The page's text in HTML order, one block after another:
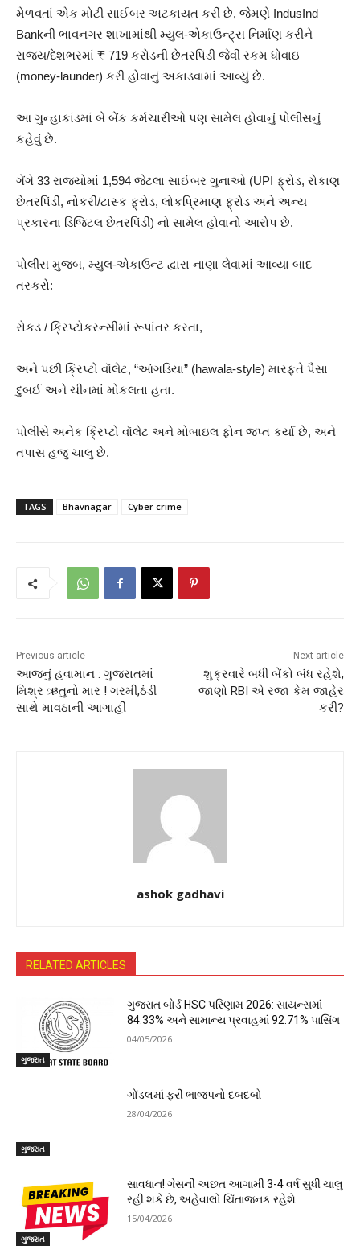
મેળવતાં એક મોટી સાઈબર અટકાયત કરી છે, જેમણે IndusInd
Bankની ભાવનગર શાખામાંથી મ્યુલ-એકાઉન્ટ્સ નિર્માણ કરીને
રાજ્ય/દેશભરમાં ₹ 719 કરોડની છેતરપિંડી જેવી રકમ ધોવાઇ
(money-launder) કરી હોવાનું અકાડવામાં આવ્યું છે.
આ ગુન્હાકાંડમાં બે બેંક કર્મચારીઓ પણ સામેલ હોવાનું પોલીસનું
કહેવું છે.
ગેંગે 33 રાજ્યોમાં 1,594 જેટલા સાઈબર ગુનાઓ (UPI ફ્રોડ, રોકાણ
છેતરપિંડી, નોકરી/ટાસ્ક ફ્રોડ, લોકપ્રિમાણ ફ્રોડ અને અન્ય
પ્રકારના ડિજિટલ છેતરપિંડી) નો સામેલ હોવાનો આરોપ છે.
પોલીસ મુજબ, મ્યુલ-એકાઉન્ટ દ્વારા નાણા લેવામાં આવ્યા બાદ
તસ્કરો:
રોકડ / ક્રિપ્ટોકરન્સીમાં રૂપાંતર કરતા,
અને પછી ક્રિપ્ટો વૉલેટ, “આંગડિયા” (hawala-style) મારફતે પૈસા
દુબઈ અને ચીનમાં મોકલતા હતા.
પોલીસે અનેક ક્રિપ્ટો વૉલેટ અને મોબાઇલ ફોન જપ્ત કર્યા છે, અને
તપાસ હજુ ચાલુ છે.
TAGS Bhavnagar Cyber crime
Previous article
આજનું હવામાન : ગુજરાતમાં
મિશ્ર ઋતુનો માર ! ગરમી,ઠંડી
સાથે માવઠાની આગાહી
Next article
શુક્રવારે બધી બેંકો બંધ રહેશે,
જાણો RBI એ રજા કેમ જાહેર
કરી?
ashok gadhavi
RELATED ARTICLES
ગુજરાત
ગુજરાત બોર્ડ HSC પરિણામ 2026: સાયન્સમાં
84.33% અને સામાન્ય પ્રવાહમાં 92.71% પાસિંગ
04/05/2026
ગુજરાત
ગોંડલમાં ફરી ભાજપનો દબદબો
28/04/2026
ગુજરાત
સાવધાન! ગેસની અછત આગામી 3-4 વર્ષ સુધી ચાલુ
રહી શકે છે, અહેવાલો ચિંતાજનક રહેશે
15/04/2026